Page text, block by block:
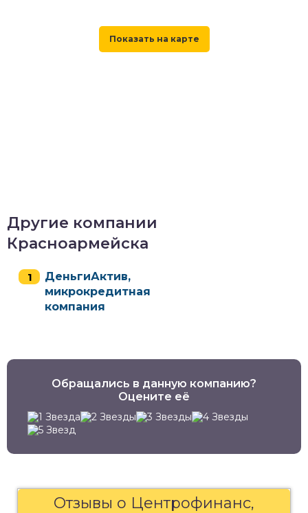
Другие компании
Красноармейска
ДеньгиАктив,
микрокредитная
компания
Обращались в данную компанию?
Оцените её
Отзывы о Центрофинанс,